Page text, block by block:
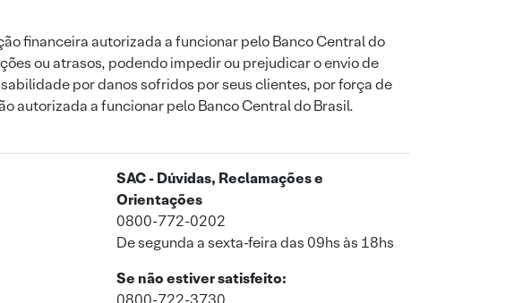
financeira autorizada a funcionar pelo Banco Central do
ou atrasos, podendo impedir ou prejudicar o envio de
por danos sofridos por seus clientes, por força de
autorizada a funcionar pelo Banco Central do Brasil.
SAC - Dúvidas, Reclamações e
Orientações
0800-772-0202
De segunda a sexta-feira das 09hs às 18hs
Se não estiver satisfeito: